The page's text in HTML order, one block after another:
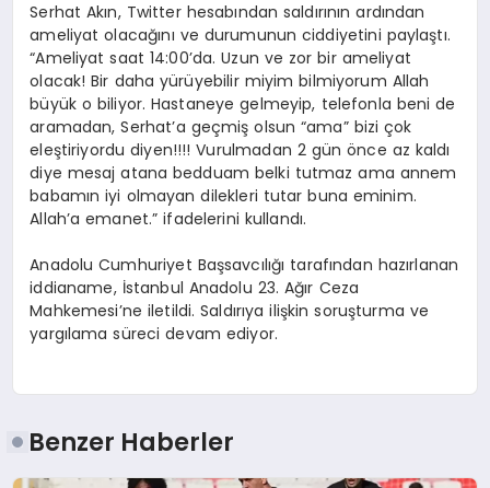
Serhat Akın, Twitter hesabından saldırının ardından
ameliyat olacağını ve durumunun ciddiyetini paylaştı.
“Ameliyat saat 14:00’da. Uzun ve zor bir ameliyat
olacak! Bir daha yürüyebilir miyim bilmiyorum Allah
büyük o biliyor. Hastaneye gelmeyip, telefonla beni de
aramadan, Serhat’a geçmiş olsun “ama” bizi çok
eleştiriyordu diyen!!!! Vurulmadan 2 gün önce az kaldı
diye mesaj atana bedduam belki tutmaz ama annem
babamın iyi olmayan dilekleri tutar buna eminim.
Allah’a emanet.” ifadelerini kullandı.
Anadolu Cumhuriyet Başsavcılığı tarafından hazırlanan
iddianame, İstanbul Anadolu 23. Ağır Ceza
Mahkemesi’ne iletildi. Saldırıya ilişkin soruşturma ve
yargılama süreci devam ediyor.
Benzer Haberler